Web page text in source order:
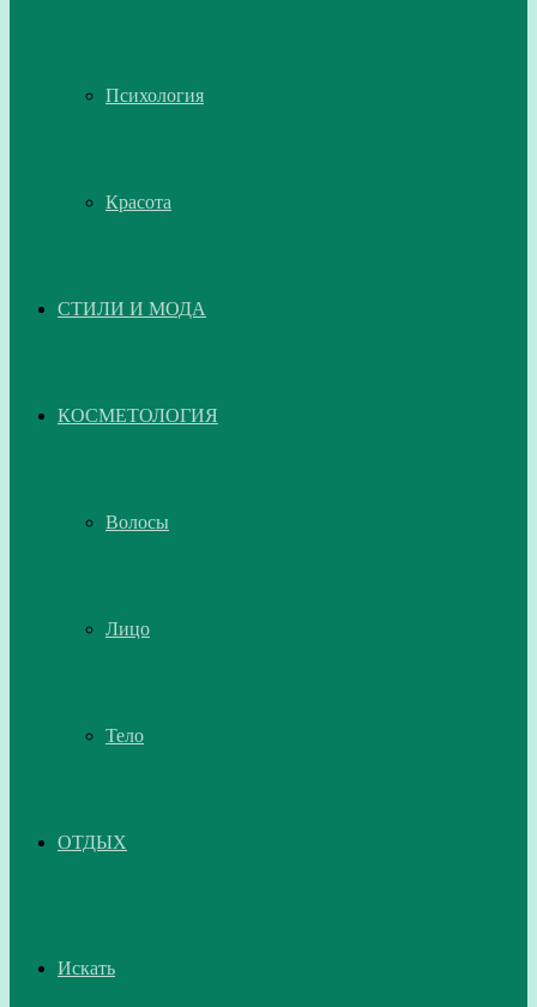
Психология
Красота
СТИЛИ И МОДА
КОСМЕТОЛОГИЯ
Волосы
Лицо
Тело
ОТДЫХ
Искать